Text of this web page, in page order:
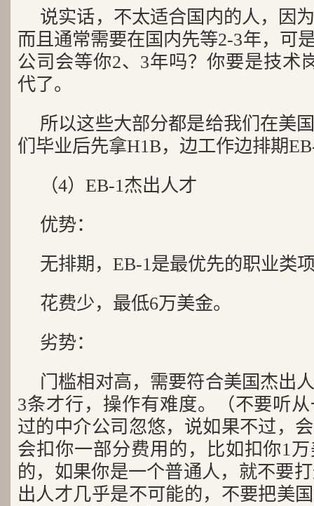
说实话，不太适合国内的人，因
而且通常需要在国内先等2-3年，可
公司会等你2、3年吗？你要是技术
代了。
所以这些大部分都是给我们在美
们毕业后先拿H1B，边工作边排期
（4）EB-1杰出人才
优势：
无排期，EB-1是最优先的职业类
花费少，最低6万美金。
劣势：
门槛相对高，需要符合美国杰出
3条才行，操作有难度。（不要听
过的中介公司忽悠，说如果不过，
会扣你一部分费用的，比如扣你1
的，如果你是一个普通人，就不要
出人才几乎是不可能的，不要把美